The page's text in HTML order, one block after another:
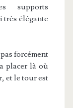
supports
très élégante
forcément
placer là où
et le tour est